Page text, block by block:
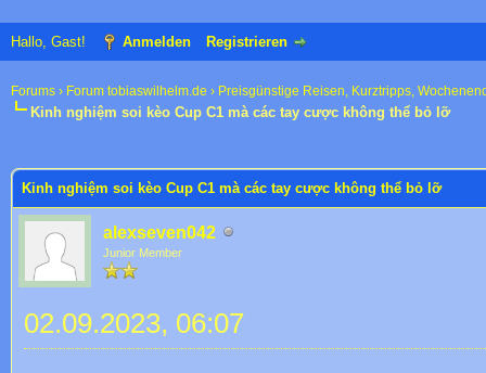
Hallo, Gast! Anmelden Registrieren
Forums › Forum tobiaswilhelm.de › Preisgünstige Reisen, Kurztripps,
Kinh nghiệm soi kèo Cup C1 mà các tay cược không thể bỏ lỡ
Kinh nghiệm soi kèo Cup C1 mà các tay cược không thể bỏ lỡ
alexseven042
Junior Member
02.09.2023, 06:07